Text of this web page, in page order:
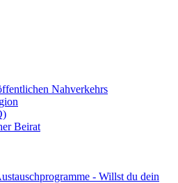
Nahverkehrs
Beirat
- Willst du dein